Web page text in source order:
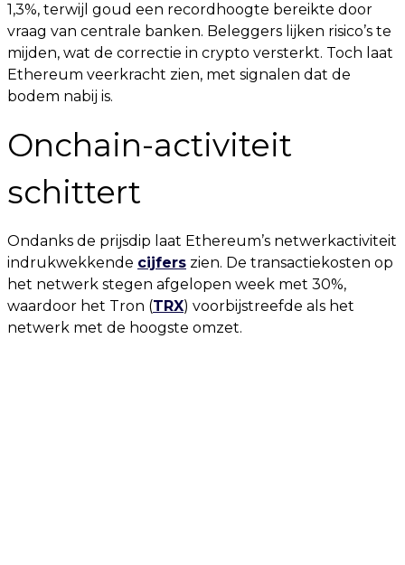
1,3%, terwijl goud een recordhoogte bereikte door
vraag van centrale banken. Beleggers lijken risico’s te
mijden, wat de correctie in crypto versterkt. Toch laat
Ethereum veerkracht zien, met signalen dat de
bodem nabij is.
Onchain-activiteit
schittert
Ondanks de prijsdip laat Ethereum’s netwerkactiviteit
indrukwekkende cijfers zien. De transactiekosten op
het netwerk stegen afgelopen week met 30%,
waardoor het Tron (TRX) voorbijstreefde als het
netwerk met de hoogste omzet.